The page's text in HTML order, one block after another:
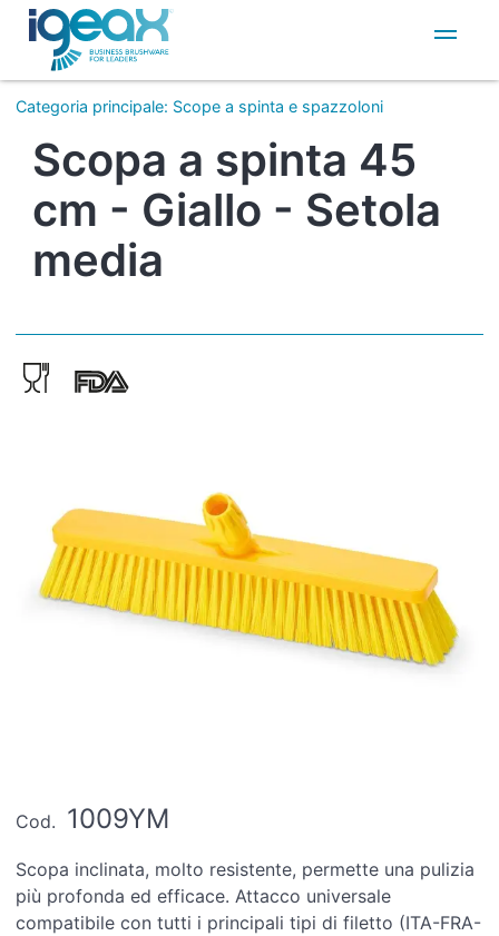
IT
EN
Categoria principale: Scope a spinta e spazzoloni
Scopa a spinta 45
cm - Giallo - Setola
media
Cod. 1009YM
Scopa inclinata, molto resistente, permette una pulizia
più profonda ed efficace. Attacco universale
compatibile con tutti i principali tipi di filetto (ITA-FRA-